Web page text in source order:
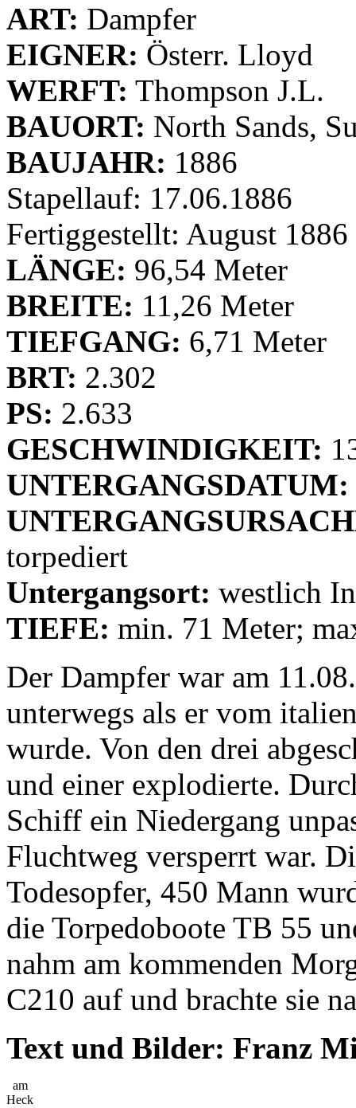
ART: Dampfer
EIGNER: Österr. Lloyd
WERFT: Thompson J.L.
BAUORT: North Sands,
BAUJAHR: 1886
Stapellauf: 17.06.1886
Fertiggestellt: August 1886
LÄNGE: 96,54 Meter
BREITE: 11,26 Meter
TIEFGANG: 6,71 Meter
BRT: 2.302
PS: 2.633
GESCHWINDIGKEIT:
UNTERGANGSDATUM:
torpediert
Untergangsort: westlich
TIEFE: min. 71 Meter;
Der Dampfer war am
unterwegs als er vom
wurde. Von den drei
und einer explodierte.
Schiff ein Niedergang
Fluchtweg versperrt war.
Todesopfer, 450 Mann
die Torpedoboote TB 55
nahm am kommenden
C210 auf und brachte sie
Text und Bilder: Franz
am
Heck